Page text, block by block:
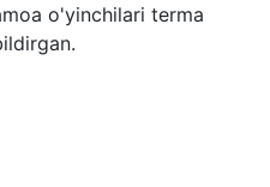
o'yinchilari terma